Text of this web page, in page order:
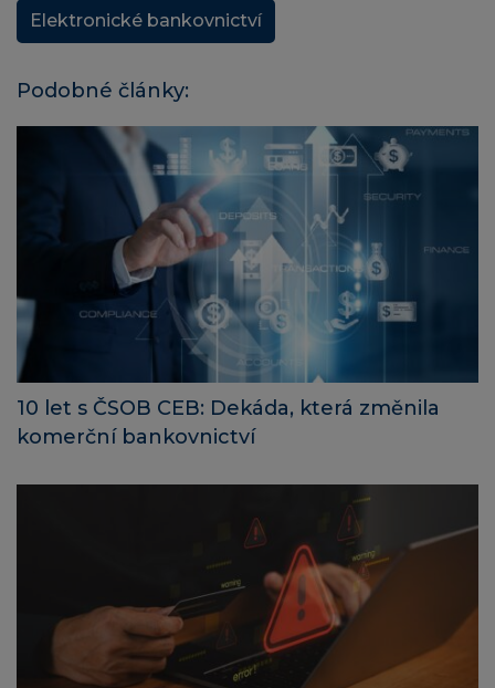
Elektronické bankovnictví
Podobné články:
10 let s ČSOB CEB: Dekáda, která změnila
komerční bankovnictví